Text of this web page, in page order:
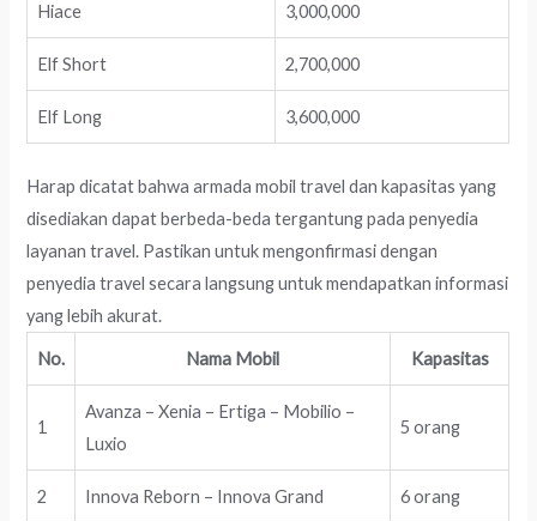
Hiace 3,000,000
Elf Short 2,700,000
Elf Long 3,600,000
Harap dicatat bahwa armada mobil travel dan kapasitas yang
disediakan dapat berbeda-beda tergantung pada penyedia
layanan travel. Pastikan untuk mengonfirmasi dengan
penyedia travel secara langsung untuk mendapatkan informasi
yang lebih akurat.
No. Nama Mobil Kapasitas
1
Avanza – Xenia – Ertiga – Mobilio –
Luxio
5 orang
2 Innova Reborn – Innova Grand 6 orang